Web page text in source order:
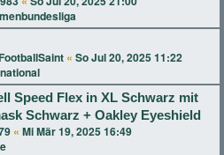
« So Jul 20, 2025 11:22
Speed Flex in XL Schwarz mit
Schwarz + Oakley Eyeshield
« Mi Mär 19, 2025 16:49